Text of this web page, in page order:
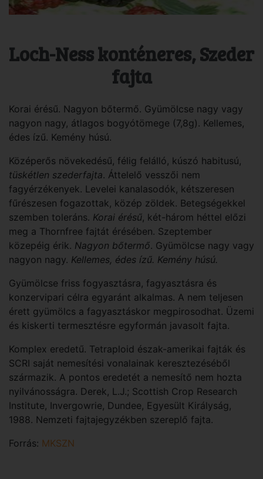
Loch-Ness konténeres, Szeder
fajta
Korai érésű. Nagyon bőtermő. Gyümölcse nagy vagy
nagyon nagy, átlagos bogyótömege (7,8g). Kellemes,
édes ízű. Kemény húsú.
Középerős növekedésű, félig felálló, kúszó habitusú,
tüskétlen szederfajta. Áttelelő vesszői nem
fagyérzékenyek. Levelei kanalasodók, kétszeresen
fűrészesen fogazottak, közép zöldek. Betegségekkel
szemben toleráns. Korai érésű, két-három héttel előzi
meg a Thornfree fajtát érésében. Szeptember
közepéig érik. Nagyon bőtermő. Gyümölcse nagy vagy
nagyon nagy. Kellemes, édes ízű. Kemény húsú.
Gyümölcse friss fogyasztásra, fagyasztásra és
konzervipari célra egyaránt alkalmas. A nem teljesen
érett gyümölcs a fagyasztáskor megpirosodhat. Üzemi
és kiskerti termesztésre egyformán javasolt fajta.
Komplex eredetű. Tetraploid észak-amerikai fajták és
SCRI saját nemesítési vonalainak keresztezéséből
származik. A pontos eredetét a nemesítő nem hozta
nyilvánosságra. Derek, L.J.; Scottish Crop Research
Institute, Invergowrie, Dundee, Egyesült Királyság,
1988. Nemzeti fajtajegyzékben szereplő fajta.
Forrás: MKSZN